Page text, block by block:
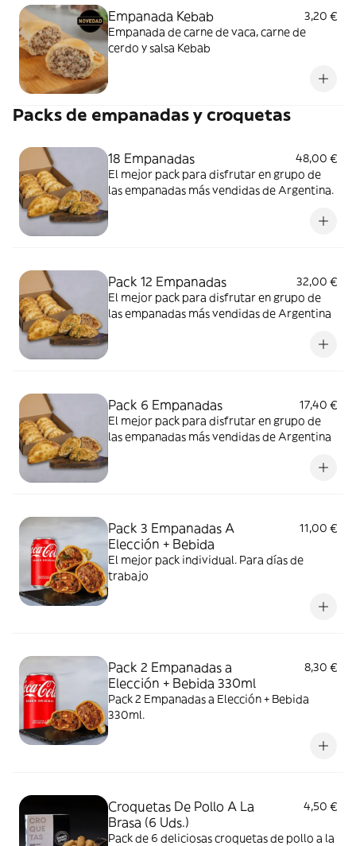
Empanada Kebab
3,20 €
Empanada de carne de vaca, carne de
cerdo y salsa Kebab
Packs de empanadas y croquetas
18 Empanadas
48,00 €
El mejor pack para disfrutar en grupo de
las empanadas más vendidas de Argentina.
Pack 12 Empanadas
32,00 €
El mejor pack para disfrutar en grupo de
las empanadas más vendidas de Argentina
Pack 6 Empanadas
17,40 €
El mejor pack para disfrutar en grupo de
las empanadas más vendidas de Argentina
Pack 3 Empanadas A
Elección + Bebida
11,00 €
El mejor pack individual. Para días de
trabajo
Pack 2 Empanadas a
Elección + Bebida 330ml
8,30 €
Pack 2 Empanadas a Elección + Bebida
330ml.
Croquetas De Pollo A La
Brasa (6 Uds.)
4,50 €
Pack de 6 deliciosas croquetas de pollo a la